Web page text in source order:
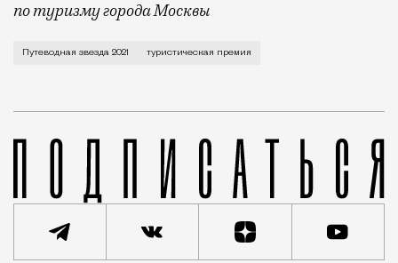
по туризму города Москвы
Церемония награждения победителей прошла во
Путеводная звезда 2021 туристическая премия